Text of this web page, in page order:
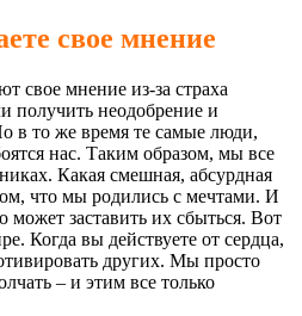
свое мнение
свое мнение из-за страха
получить неодобрение и
в то же время те самые люди,
нас. Таким образом, мы все
Какая смешная, абсурдная
что мы родились с мечтами. И
заставить их сбыться. Вот
Когда вы действуете от сердца,
других. Мы просто
– и этим все только